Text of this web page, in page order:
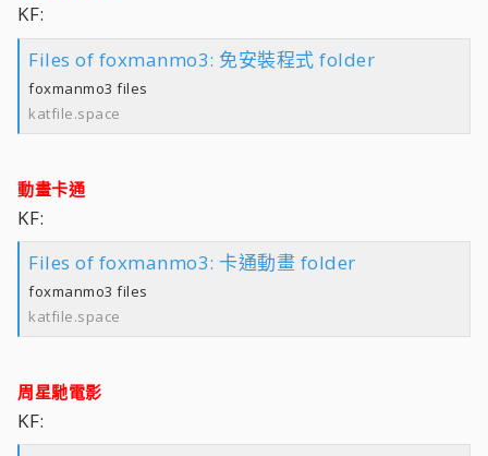
KF:
Files of foxmanmo3: 免安裝程式 folder
foxmanmo3 files
katfile.space
動畫卡通
KF:
Files of foxmanmo3: 卡通動畫 folder
foxmanmo3 files
katfile.space
周星馳電影
KF: